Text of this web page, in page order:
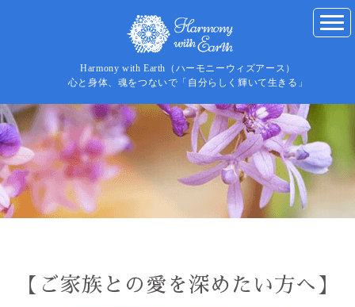
Harmony with Earth（ハーモニーウィズアース）
心と身体、魂をつないで「自分らしく輝いて生きる」
【ご家族との愛を深めたい方へ】